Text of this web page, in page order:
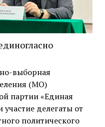
выборная
(МО)
партии «Единая
делегаты от
политического